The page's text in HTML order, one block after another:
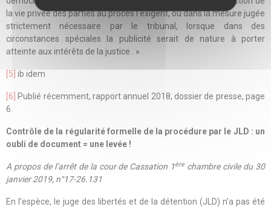
la vie privée des parties au procès l’exigent, ou dans la mesure jugée
strictement nécessaire par le tribunal, lorsque dans des
circonstances spéciales la publicité serait de nature à porter
atteinte aux intérêts de la justice . »
[5] ib idem
[6]
Publié récemment, rapport annuel 2018, dossier de presse, page
6.
Contrôle de la régularité formelle de la procédure par le JLD : un
oubli de document = une levée !
A propos de l’arrêt de la cour de Cassation 1ère chambre civile du 30
janvier 2019, n°17-26.131
En l’espèce, le juge des libertés et de la détention (JLD) n’a pas été